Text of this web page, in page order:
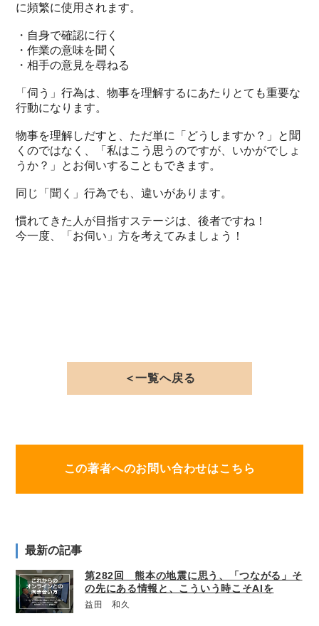
に頻繁に使用されます。
・自身で確認に行く
・作業の意味を聞く
・相手の意見を尋ねる
「伺う」行為は、物事を理解するにあたりとても重要な
行動になります。
物事を理解しだすと、ただ単に「どうしますか？」と聞
くのではなく、「私はこう思うのですが、いかがでしょ
うか？」とお伺いすることもできます。
同じ「聞く」行為でも、違いがあります。
慣れてきた人が目指すステージは、後者ですね！
今一度、「お伺い」方を考えてみましょう！
＜一覧へ戻る
この著者へのお問い合わせはこちら
最新の記事
第282回 熊本の地震に思う、「つながる」そ
の先にある情報と、こういう時こそAIを
益田 和久